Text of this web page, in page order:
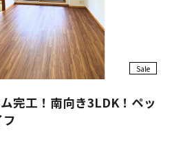
Sale
完工！南向き3LDK！ペッ